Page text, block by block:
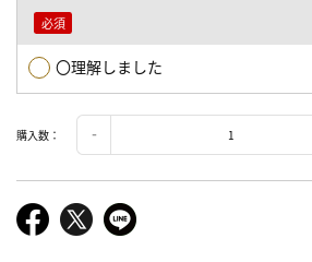
〇理解しました
購入数：